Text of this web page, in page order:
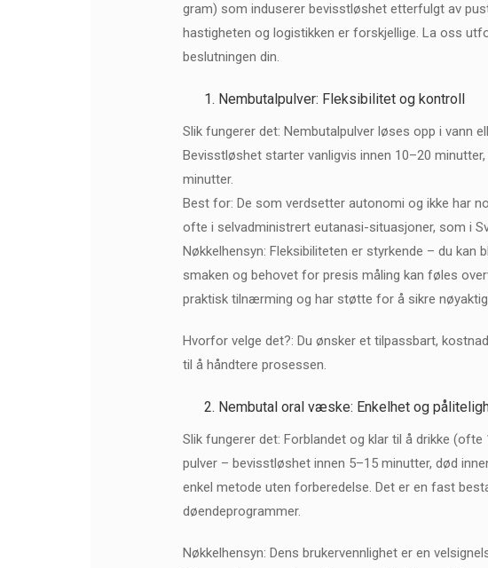
gram) som induserer bevisstløshet etterfulgt av
hastigheten og logistikken er forskjellige. La oss
beslutningen din.
Nembutalpulver: Fleksibilitet og kontroll
Slik fungerer det: Nembutalpulver løses opp i vann
Bevisstløshet starter vanligvis innen 10–20
minutter.
Best for: De som verdsetter autonomi og ikke har
ofte i selvadministrert eutanasi-situasjoner, som i
Nøkkelhensyn: Fleksibiliteten er styrkende – du kan
smaken og behovet for presis måling kan føles
praktisk tilnærming og har støtte for å sikre
Hvorfor velge det?: Du ønsker et tilpassbart,
til å håndtere prosessen.
Nembutal oral væske: Enkelhet og
Slik fungerer det: Forblandet og klar til å drikke
pulver – bevisstløshet innen 5–15 minutter, død
enkel metode uten forberedelse. Det er en fast
døendeprogrammer.
Nøkkelhensyn: Dens brukervennlighet er en